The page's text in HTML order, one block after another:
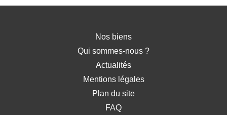
Nos biens
Qui sommes-nous ?
Actualités
Mentions légales
Plan du site
FAQ